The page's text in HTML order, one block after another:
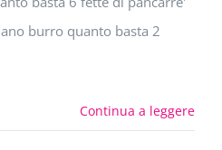
burro quanto basta 2
Continua a leggere